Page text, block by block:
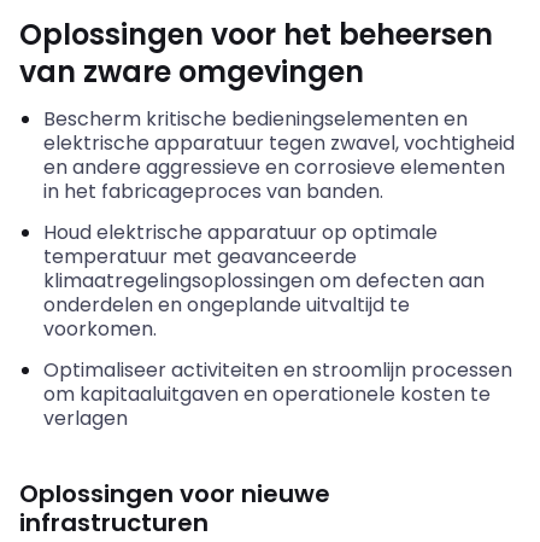
Oplossingen voor het beheersen
van zware omgevingen
Bescherm kritische bedieningselementen en
elektrische apparatuur tegen zwavel, vochtigheid
en andere aggressieve en corrosieve elementen
in het fabricageproces van banden.
Houd elektrische apparatuur op optimale
temperatuur met geavanceerde
klimaatregelingsoplossingen om defecten aan
onderdelen en ongeplande uitvaltijd te
voorkomen.
Optimaliseer activiteiten en stroomlijn processen
om kapitaaluitgaven en operationele kosten te
verlagen
Oplossingen voor nieuwe
infrastructuren